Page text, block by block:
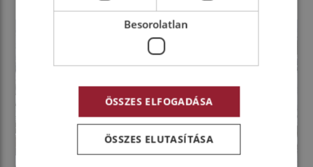
Besorolatlan
ÖSSZES ELFOGADÁSA
ÖSSZES ELUTASÍTÁSA